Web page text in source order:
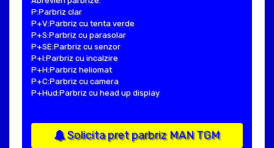
P:Parbriz clar
P+V:Parbriz cu tenta verde
P+S:Parbriz cu parasolar
P+SE:Parbriz cu senzor
P+I:Parbriz cu incalzire
P+H:Parbriz heliomat
P+C:Parbriz cu camera
P+Hud:Parbriz cu head up display
Solicita pret parbriz MAN TGM